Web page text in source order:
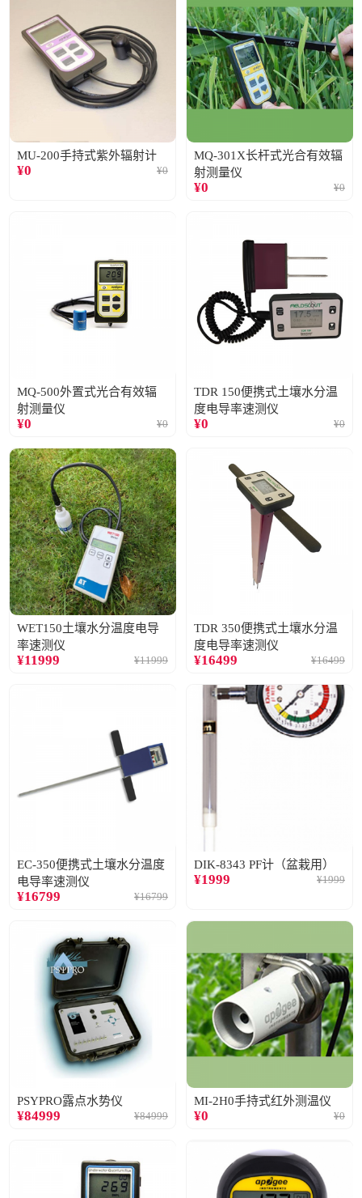
MU-200手持式紫外辐射计
¥0 ¥0
MQ-301X长杆式光合有效辐
射测量仪
¥0 ¥0
MQ-500外置式光合有效辐
射测量仪
¥0 ¥0
TDR 150便携式土壤水分温
度电导率速测仪
¥0 ¥0
WET150土壤水分温度电导
率速测仪
¥11999 ¥11999
TDR 350便携式土壤水分温
度电导率速测仪
¥16499 ¥16499
EC-350便携式土壤水分温度
电导率速测仪
¥16799 ¥16799
DIK-8343 PF计（盆栽用）
¥1999 ¥1999
PSYPRO露点水势仪
¥84999 ¥84999
MI-2H0手持式红外测温仪
¥0 ¥0